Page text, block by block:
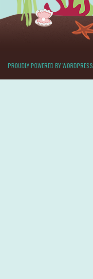
PROUDLY POWERED BY WORDPRESS